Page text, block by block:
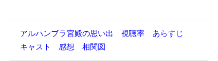
アルハンブラ宮殿の思い出 視聴率 あらすじ
キャスト 感想 相関図